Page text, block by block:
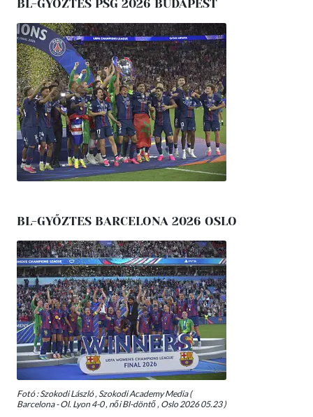
BL-GYŐZTES PSG 2026 BUDAPEST
BL-GYŐZTES BARCELONA 2026 OSLO
Fotó : Szokodi László , Szokodi Academy Media (
Barcelona - Ol. Lyon 4-0 , női Bl-döntő , Oslo 2026 05.23 )